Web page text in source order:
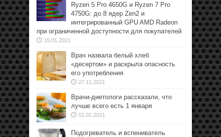
Ryzen 5 Pro 4650G и Ryzen 7 Pro
4750G: до 8 ядер Zen2 и
интегрированный GPU AMD Radeon
при ограниченной доступности для покупателей
15.01.2021
Врач назвала белый хлеб
«десертом» и раскрыла опасность
его употребления
27.11.2021
Врачи-диетологи рассказали, что
лучше всего есть 1 января
01.01.2021
Подогреватель и вспениватель